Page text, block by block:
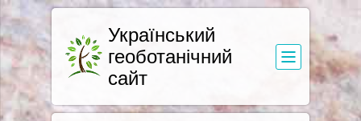
Український
геоботанічний
сайт